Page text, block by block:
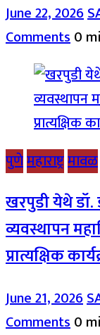
June 22, 2026
Comments0
पुणेमहाराष्ट्रमावळ
खरपुडी येथे डॉ.
व्यवस्थापन
प्रात्यक्षिक
June 21, 2026
Comments0